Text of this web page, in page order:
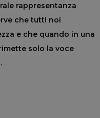
rappresentanza
che tutti noi
e che quando in una
solo la voce